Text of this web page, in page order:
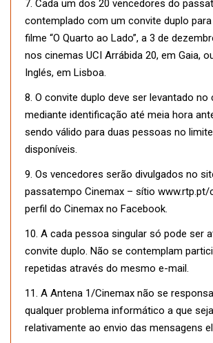
7. Cada um dos 20 vencedores do
contemplado com um convite duplo
filme “O Quarto ao Lado”, a 3 de
nos cinemas UCI Arrábida 20, em Gaia,
Inglés, em Lisboa.
8. O convite duplo deve ser levantado no
mediante identificação até meia hora
sendo válido para duas pessoas no
disponíveis.
9. Os vencedores serão divulgados no
passatempo Cinemax – sítio www.rtp.pt/
perfil do Cinemax no Facebook.
10. A cada pessoa singular só pode ser
convite duplo. Não se contemplam
repetidas através do mesmo e-mail.
11. A Antena 1/Cinemax não se
qualquer problema informático a que
relativamente ao envio das mensagens